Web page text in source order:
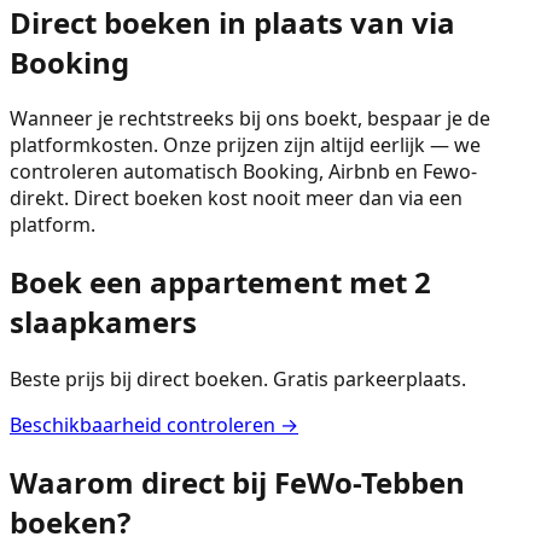
Direct boeken in plaats van via
Booking
Wanneer je rechtstreeks bij ons boekt, bespaar je de
platformkosten. Onze prijzen zijn altijd eerlijk — we
controleren automatisch Booking, Airbnb en Fewo-
direkt. Direct boeken kost nooit meer dan via een
platform.
Boek een appartement met 2
slaapkamers
Beste prijs bij direct boeken. Gratis parkeerplaats.
Beschikbaarheid controleren →
Waarom direct bij FeWo-Tebben
boeken?